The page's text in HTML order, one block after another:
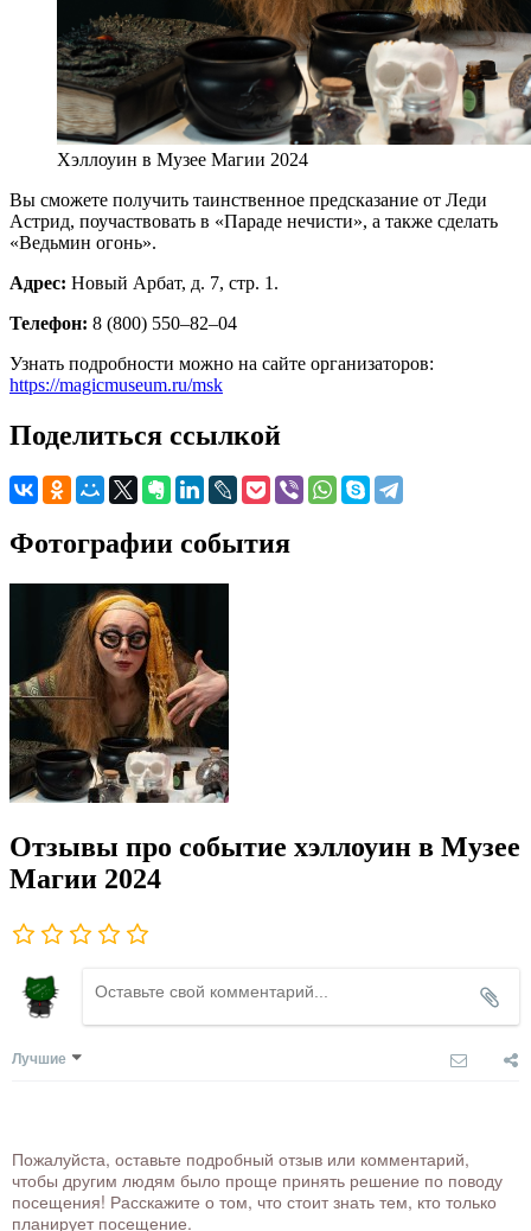
Хэллоуин в Музее Магии 2024
Вы сможете получить таинственное предсказание от Леди
Астрид, поучаствовать в «Параде нечисти», а также сделать
«Ведьмин огонь».
Адрес: Новый Арбат, д. 7, стр. 1.
Телефон: 8 (800) 550–82–04
Узнать подробности можно на сайте организаторов:
https://magicmuseum.ru/msk
Поделиться ссылкой
Фотографии события
Отзывы про событие хэллоуин в Музее
Магии 2024
Лучшие
Пожалуйста, оставьте подробный отзыв или комментарий,
чтобы другим людям было проще принять решение по поводу
посещения! Расскажите о том, что стоит знать тем, кто только
планирует посещение.